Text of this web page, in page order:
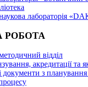
лабораторія
РОБОТА
відділ
акредитації та
з планування